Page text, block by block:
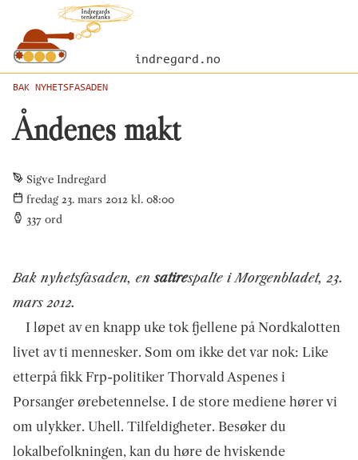
indregard.no
BAK NYHETSFASADEN
Åndenes makt
Sigve Indregard
fredag 23. mars 2012 kl. 08:00
337 ord
Bak nyhetsfasaden, ensatirespalte i Morgenbladet, 23.
mars 2012.
I løpet av en knapp uke tok fjellene på Nordkalotten
livet av ti mennesker. Som om ikke det var nok: Like
etterpå fikk Frp-politiker Thorvald Aspenes i
Porsanger ørebetennelse. I de store mediene hører vi
om ulykker. Uhell. Tilfeldigheter. Besøker du
lokalbefolkningen, kan du høre de hviskende